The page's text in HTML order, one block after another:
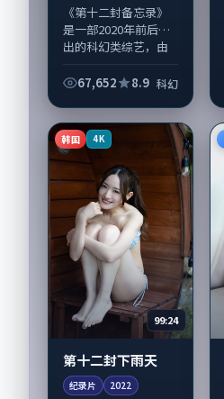
《第十二封备忘录》
是一部2020年前后推
出的科幻类综艺，由
雷佳音，任素汐、松
当代都市中的抉...
67,652 8.9 科幻
韩国 4K
99:24
第十二封下雨天
纪录片 2022